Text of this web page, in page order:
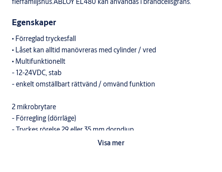
Egenskaper
• Förreglad tryckesfall
• Låset kan alltid manövreras med cylinder / vred
• Multifunktionellt
- 12-24VDC, stab
- enkelt omställbart rättvänd / omvänd funktion
2 mikrobrytare
- Förregling (dörrläge)
- Tryckes rörelse 29 eller 35 mm dorndjup
• Alla kablar försedda med kontakter för enkel installation med
Visa mer